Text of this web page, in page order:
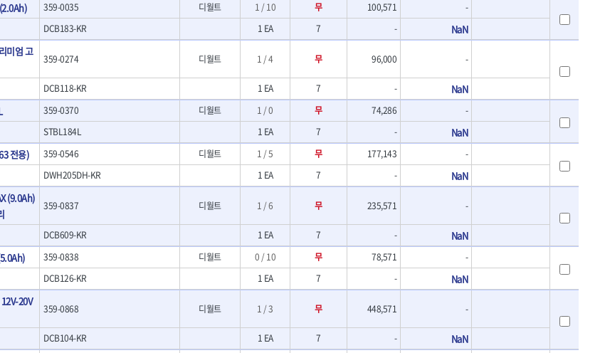
- 캘리퍼
- 잭나이프
- 스코프세트
- 조각세트
- 크래프트카버세트
- 말렛스위프
- 목공용망치
- 핸드툴세트
- 다이아몬드휠
- 샌딩디스크
- 스크롤쏘날
- 다이아몬드숫돌
- 원형톱날/루터비트
- 직쏘날
- 디지털앵글파인더
359-0035 디월트 1 / 10 무 100,571
-
DCB183-KR 1 EA 7 - NaN
미엄 고
359-0274 디월트 1 / 4 무 96,000 -
DCB118-KR 1 EA 7 - NaN
359-0370 디월트 1 / 0 무 74,286
-
STBL184L 1 EA 7 - NaN
전용) 359-0546 디월트 1 / 5 무 177,143
-
DWH205DH-KR 1 EA 7 - NaN
(9.0Ah)
359-0837 디월트 1 / 6 무 235,571 -
DCB609-KR 1 EA 7 - NaN
359-0838 디월트 0 / 10 무 78,571
-
DCB126-KR 1 EA 7 - NaN
20V
359-0868 디월트 1 / 3 무 448,571 -
DCB104-KR 1 EA 7 - NaN